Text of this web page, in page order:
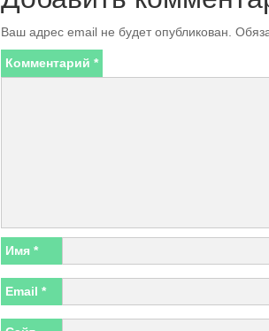
Ваш адрес email не будет опубликован.
Комментарий *
Имя *
Email *